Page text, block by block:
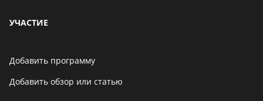
УЧАСТИЕ
Добавить программу
Добавить обзор или статью